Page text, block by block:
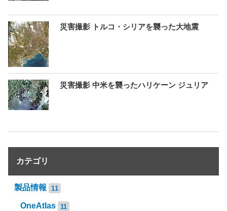
災害撮影 トルコ・シリアを襲った大地震
災害撮影 中米を襲ったハリケーン ジュリア
カテゴリ
製品情報 11
OneAtlas 11